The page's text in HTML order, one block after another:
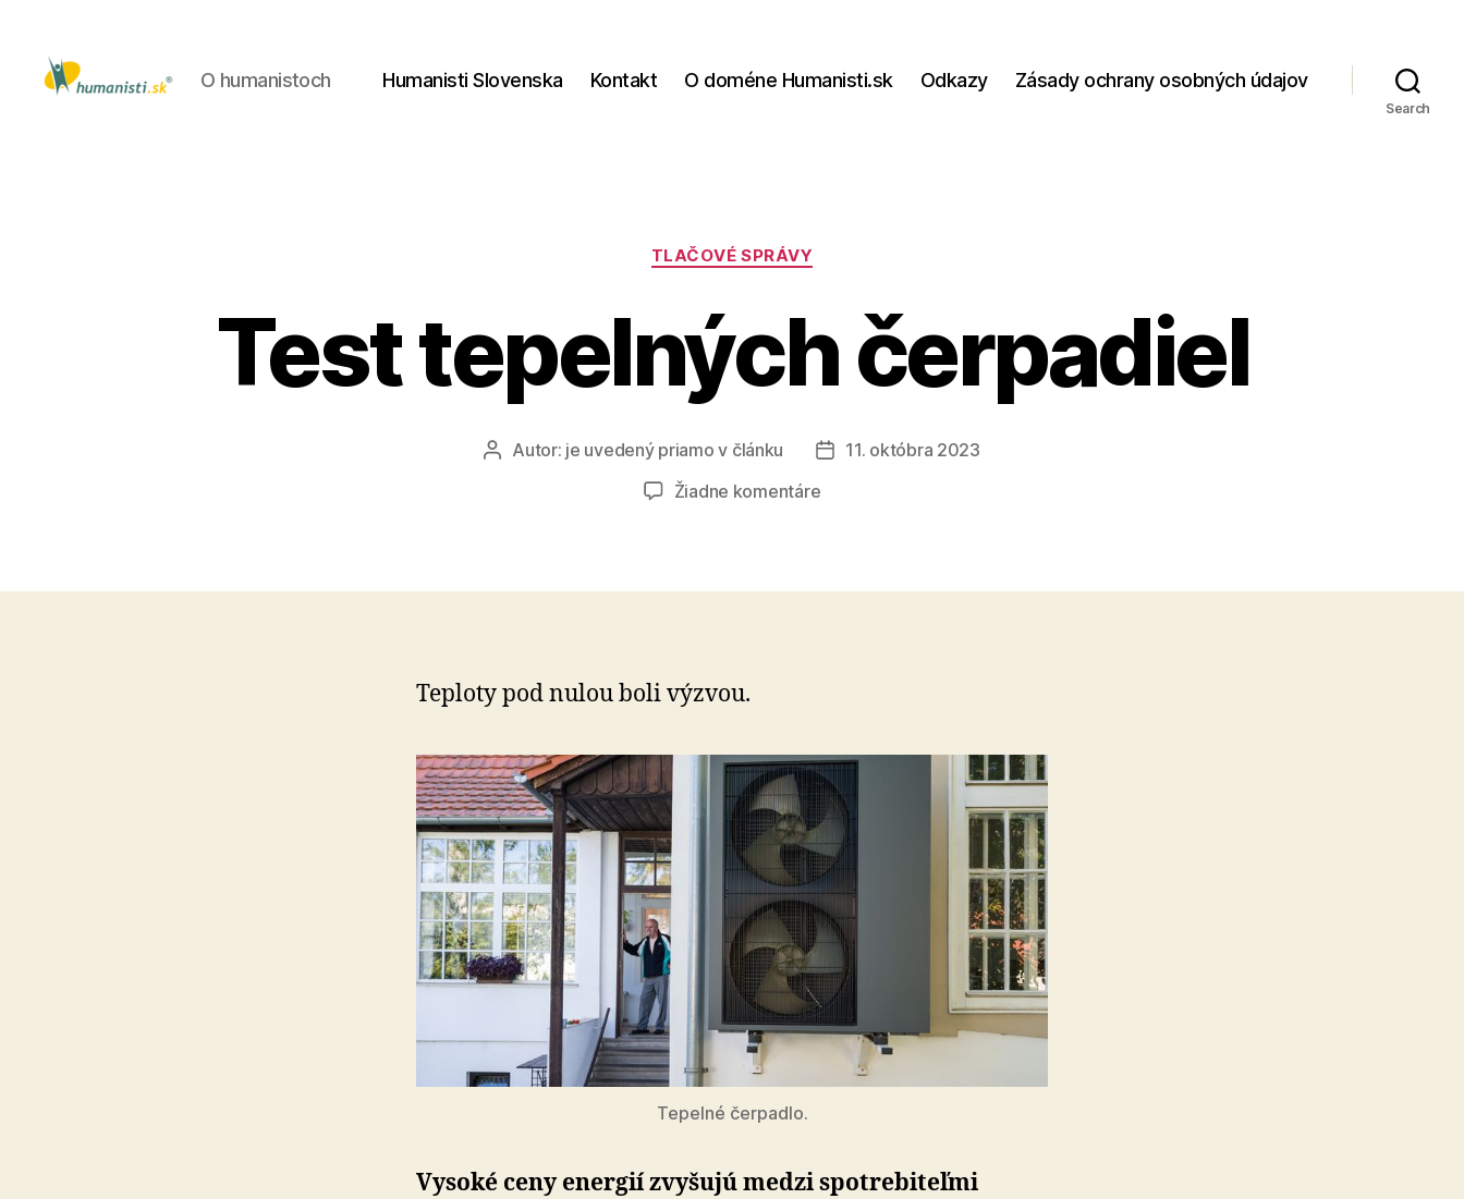
O humanistoch Humanisti Slovenska Kontakt O doméne Humanisti.sk Odkazy Zásady ochrany osobných údajov
Search
Kategórie
TLAČOVÉ SPRÁVY
Test tepelných čerpadiel
AutorAutor: je uvedený priamo v článku
Dátum
11. októbra 2023
Žiadne komentárena
Teploty pod nulou boli výzvou.
Tepelné čerpadlo.
Vysoké ceny energií zvyšujú medzi spotre­bi­teľmi